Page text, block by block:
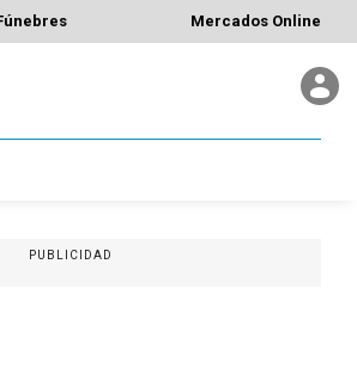
Mercados Online
PUBLICIDAD